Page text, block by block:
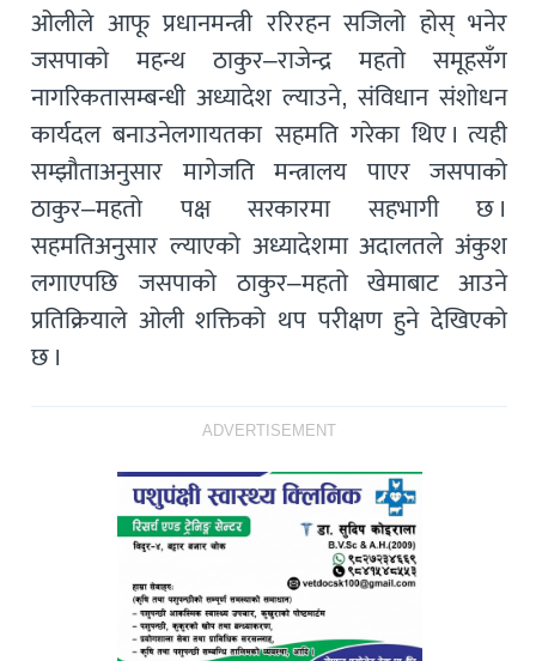
ओलीले आफू प्रधानमन्त्री ररिरहन सजिलो होस् भनेर
जसपाको महन्थ ठाकुर–राजेन्द्र महतो समूहसँग
नागरिकतासम्बन्धी अध्यादेश ल्याउने, संविधान संशोधन
कार्यदल बनाउनेलगायतका सहमति गरेका थिए । त्यही
सम्झौताअनुसार मागेजति मन्त्रालय पाएर जसपाको
ठाकुर–महतो पक्ष सरकारमा सहभागी छ ।
सहमतिअनुसार ल्याएको अध्यादेशमा अदालतले अंकुश
लगाएपछि जसपाको ठाकुर–महतो खेमाबाट आउने
प्रतिक्रियाले ओली शक्तिको थप परीक्षण हुने देखिएको
छ ।
ADVERTISEMENT